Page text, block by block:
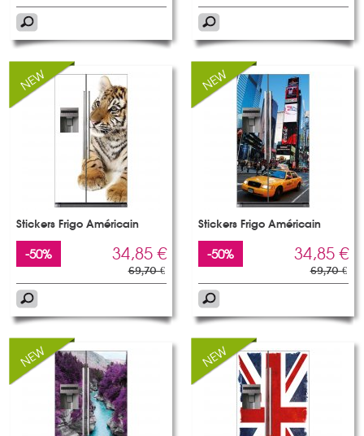
Stickers Frigo Américain
-50% 34,85 €
69,70 €
Stickers Frigo Américain
-50% 34,85 €
69,70 €